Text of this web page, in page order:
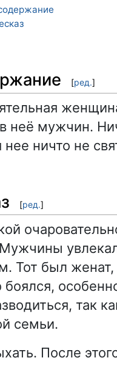
[ред.]
неё мужчин.
ничто не
[ред.]
Тот был
боялся,
так
семьи.
После